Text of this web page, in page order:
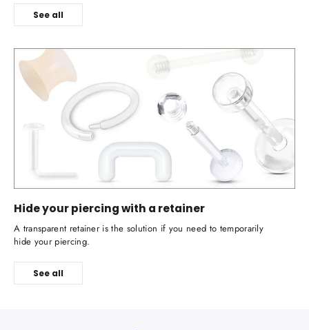
See all
Hide your piercing with a retainer
A transparent retainer is the solution if you need to temporarily
hide your piercing.
See all